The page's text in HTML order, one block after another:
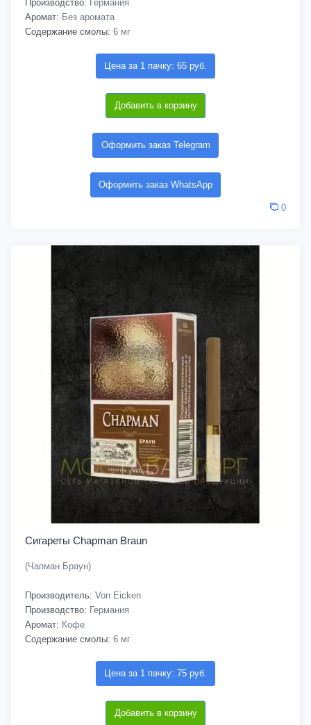
Производство: Германия
Аромат: Без аромата
Содержание смолы: 6 мг
Цена за 1 пачку: 65 руб.
Добавить в корзину
Оформить заказ Telegram
Оформить заказ WhatsApp
0
Сигареты Chapman Braun
(Чапман Браун)
Производитель: Von Eicken
Производство: Германия
Аромат: Кофе
Содержание смолы: 6 мг
Цена за 1 пачку: 75 руб.
Добавить в корзину